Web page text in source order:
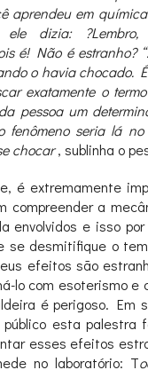
aprendeu em
ele dizia: ?Lembro,
é! Não é estranho?
o havia chocado.
exatamente o
pessoa um
fenômeno seria lá no
chocar, sublinha o
é extremamente
compreender a
envolvidos e isso
se desmitifique o
efeitos são
lo com esoterismo e
é perigoso. Em
esta palestra
esses efeitos
no laboratório: T